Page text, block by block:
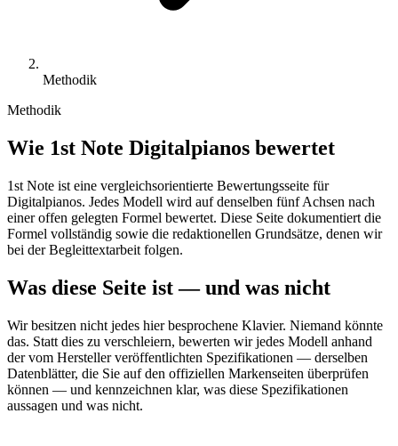
Methodik
Methodik
Wie 1st Note Digitalpianos bewertet
1st Note ist eine vergleichsorientierte Bewertungsseite für
Digitalpianos. Jedes Modell wird auf denselben fünf Achsen nach
einer offen gelegten Formel bewertet. Diese Seite dokumentiert die
Formel vollständig sowie die redaktionellen Grundsätze, denen wir
bei der Begleittextarbeit folgen.
Was diese Seite ist — und was nicht
Wir besitzen nicht jedes hier besprochene Klavier. Niemand könnte
das. Statt dies zu verschleiern, bewerten wir jedes Modell anhand
der vom Hersteller veröffentlichten Spezifikationen — derselben
Datenblätter, die Sie auf den offiziellen Markenseiten überprüfen
können — und kennzeichnen klar, was diese Spezifikationen
aussagen und was nicht.